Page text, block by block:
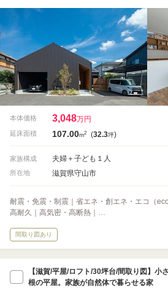
本体価格 3,048万円
延床面積 107.00m2 (32.3坪)
家族構成 夫婦＋子ども１人
所在地 滋賀県守山市
耐震・免震・制震｜省エネ・創エネ・エコ（
高耐久｜高気密・高断熱｜…
間取り図あり
【滋賀/平屋/ロフト/30坪台/間取り図】小
根の平屋。家族が自然体で暮らせる家